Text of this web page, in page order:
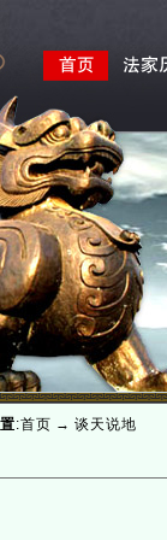
:首页 → 谈天说地